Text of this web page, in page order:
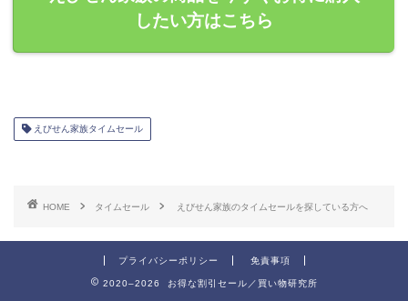
したい方はこちら
えびせん家族タイムセール
HOME タイムセール えびせん家族のタイムセールを探している方へ
プライバシーポリシー 免責事項
2020–2026 お得な割引セール／買い物研究所